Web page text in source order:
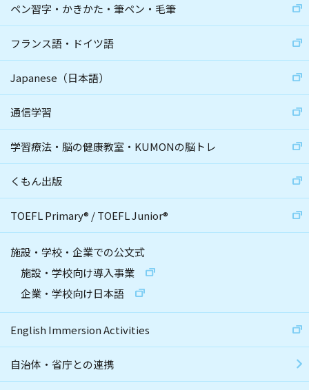
ペン習字・かきかた・筆ペン・毛筆
フランス語・ドイツ語
Japanese（日本語）
通信学習
学習療法・脳の健康教室・KUMONの脳トレ
くもん出版
TOEFL Primary® /TOEFL Junior®
施設・学校・企業での公文式
施設・学校向け導入事業
企業・学校向け日本語
English Immersion Activities
自治体・省庁との連携